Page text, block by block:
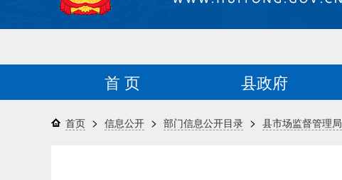
首 页 县政府
首页 > 信息公开 > 部门信息公开目录 > 县市场监督管理局